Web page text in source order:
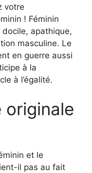
votre
! Féminin
apathique,
masculine. Le
en guerre aussi
à la
à l’égalité.
originale
et le
il pas au fait